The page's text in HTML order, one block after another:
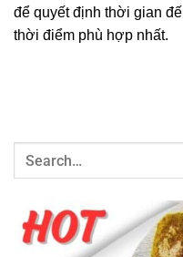
để quyết định thời gian
thời điểm phù hợp nhất.